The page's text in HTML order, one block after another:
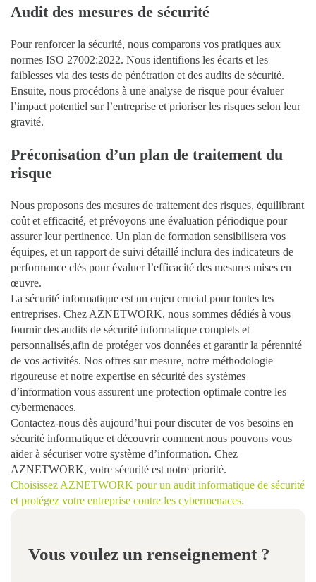
Audit des mesures de sécurité
Pourrenforcer la sécurité, nous comparons vos pratiques aux
normes ISO 27002:2022. Nous identifions les écarts et les
faiblesses via des tests de pénétration et des audits de sécurité.
Ensuite, nous procédons à une analyse de risque pour évaluer
l’impact potentiel sur l’entreprise et prioriser les risques selon leur
gravité.
Préconisation d’un plan de traitement du
risque
Nous proposons des mesures de traitement des risques, équilibrant
coût et efficacité, et prévoyons une évaluation périodique pour
assurer leur pertinence. Un plan de formation sensibilisera vos
équipes, et un rapport de suivi détaillé inclura des indicateurs de
performance clés pour évaluer l’efficacité des mesures mises en
œuvre.
La sécurité informatique est un enjeu crucial pour toutes les
entreprises. Chez AZNETWORK, nous sommes dédiés à vous
fournir des audits de sécurité informatique complets et
personnalisés,afin de protéger vos données et garantir la pérennité
de vos activités. Nos offres sur mesure, notre méthodologie
rigoureuse et notre expertise en sécurité des systèmes
d’information vous assurent une protection optimale contre les
cybermenaces.
Contactez-nous dès aujourd’hui pour discuter de vos besoins en
sécurité informatique et découvrir comment nous pouvons vous
aider à sécuriser votre système d’information. Chez
AZNETWORK, votre sécurité est notre priorité.
Choisissez AZNETWORK pour un audit informatique de sécurité
et protégez votre entreprise contre les cybermenaces.
Vous voulez un renseignement ?